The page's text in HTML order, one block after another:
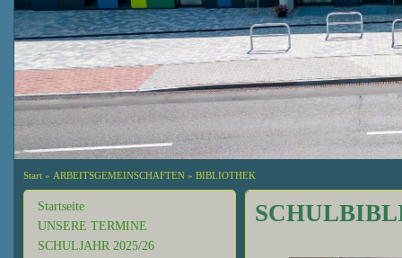
Start» ARBEITSGEMEINSCHAFTEN» BIBLIOTHEK
Startseite
UNSERE TERMINE
SCHULJAHR 2025/26